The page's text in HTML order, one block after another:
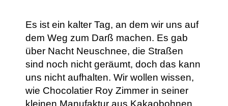
Es ist ein kalter Tag, an dem wir uns auf
dem Weg zum Darß machen. Es gab
über Nacht Neuschnee, die Straßen
sind noch nicht geräumt, doch das kann
uns nicht aufhalten. Wir wollen wissen,
wie Chocolatier Roy Zimmer in seiner
kleinen Manufaktur aus Kakaobohnen